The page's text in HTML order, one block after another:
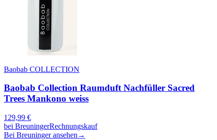
Baobab COLLECTION
Baobab Collection Raumduft Nachfüller Sacred
Trees Mankono weiss
129,99 €
bei BreuningerRechnungskauf
Bei Breuninger ansehen →